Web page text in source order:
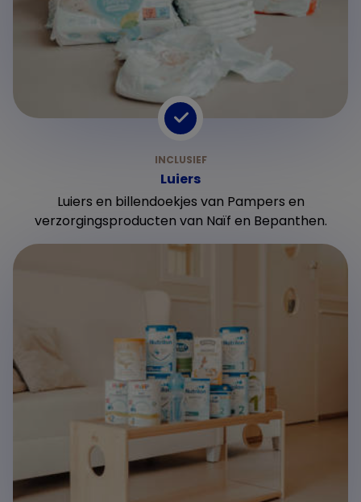
Luiers
Luiers en billendoekjes van Pampers en
verzorgingsproducten van Naïf en Bepanthen.